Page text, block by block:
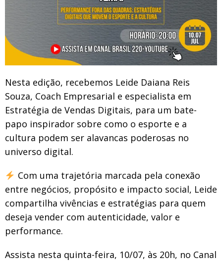
Nesta edição, recebemos Leide Daiana Reis
Souza, Coach Empresarial e especialista em
Estratégia de Vendas Digitais, para um bate-
papo inspirador sobre como o esporte e a
cultura podem ser alavancas poderosas no
universo digital.
Com uma trajetória marcada pela conexão
entre negócios, propósito e impacto social, Leide
compartilha vivências e estratégias para quem
deseja vender com autenticidade, valor e
performance.
Assista nesta quinta-feira, 10/07, às 20h, no Canal